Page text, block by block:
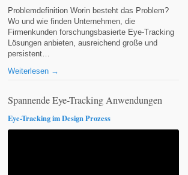
Problemdefinition Worin besteht das Problem?
Wo und wie finden Unternehmen, die
Firmenkunden forschungsbasierte Eye-Tracking
Lösungen anbieten, ausreichend große und
persistent…
Weiterlesen →
Spannende Eye-Tracking Anwendungen
Eye-Tracking im Design Prozess